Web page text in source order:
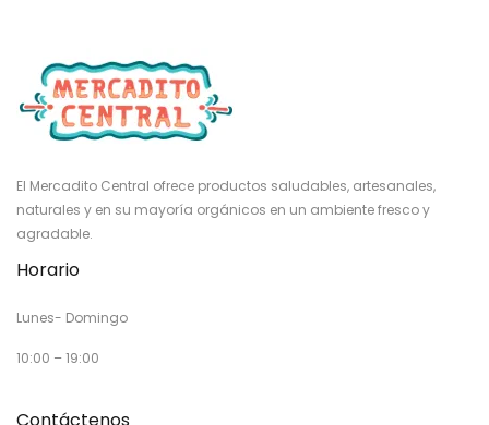
El Mercadito Central ofrece productos saludables, artesanales,
naturales y en su mayoría orgánicos en un ambiente fresco y
agradable.
Horario
Lunes- Domingo
10:00 – 19:00
Contáctenos